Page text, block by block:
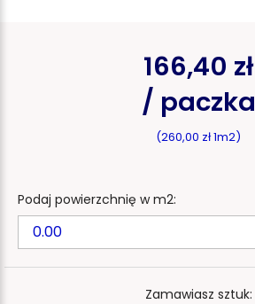
166,40 zł
/ paczka
(260,00 zł 1m2)
Podaj powierzchnię w m2:
Zamawiasz sztuk: